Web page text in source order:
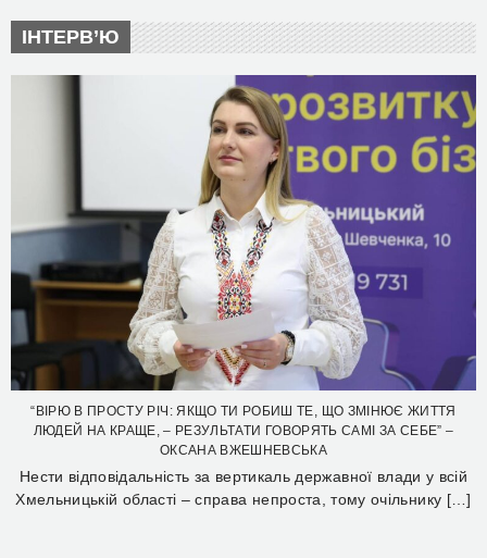
ІНТЕРВ’Ю
“ВІРЮ В ПРОСТУ РІЧ: ЯКЩО ТИ РОБИШ ТЕ, ЩО ЗМІНЮЄ ЖИТТЯ
ЛЮДЕЙ НА КРАЩЕ, – РЕЗУЛЬТАТИ ГОВОРЯТЬ САМІ ЗА СЕБЕ” –
ОКСАНА ВЖЕШНЕВСЬКА
Нести відповідальність за вертикаль державної влади у всій
Хмельницькій області – справа непроста, тому очільнику […]